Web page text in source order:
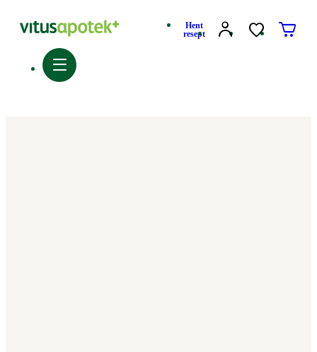
Hent
resept